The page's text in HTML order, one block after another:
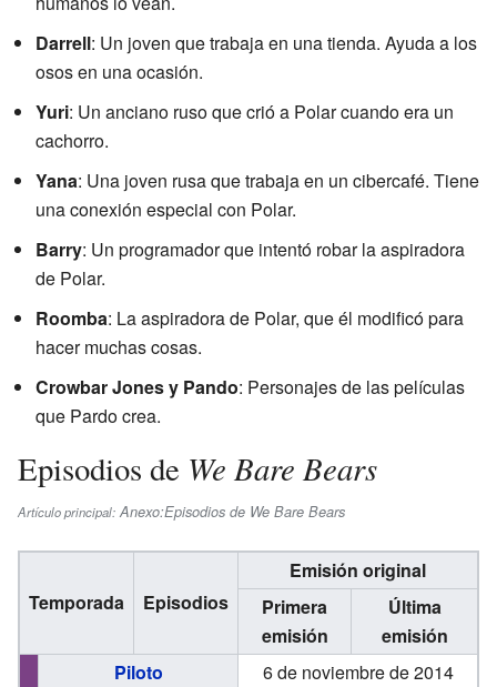
Darrell: Un joven que trabaja en una tienda. Ayuda a los
osos en una ocasión.
Yuri: Un anciano ruso que crió a Polar cuando era un
cachorro.
Yana: Una joven rusa que trabaja en un cibercafé. Tiene
una conexión especial con Polar.
Barry: Un programador que intentó robar la aspiradora
de Polar.
Roomba: La aspiradora de Polar, que él modificó para
hacer muchas cosas.
Crowbar Jones y Pando: Personajes de las películas
que Pardo crea.
Episodios de We Bare Bears
Artículo principal: Anexo:Episodios de We Bare Bears
Temporada Episodios
Emisión original
Primera
emisión
Última
emisión
Piloto
6 de noviembre de 2014